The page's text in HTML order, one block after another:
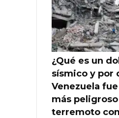
¿Qué es un
sísmico y por
Venezuela
más
terremoto